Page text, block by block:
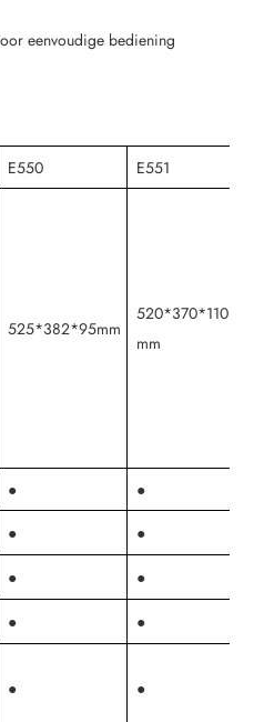
eenvoudige bediening
E550 E551
525*382*95mm
520*370*110
mm
● ●
● ●
● ●
● ●
● ●